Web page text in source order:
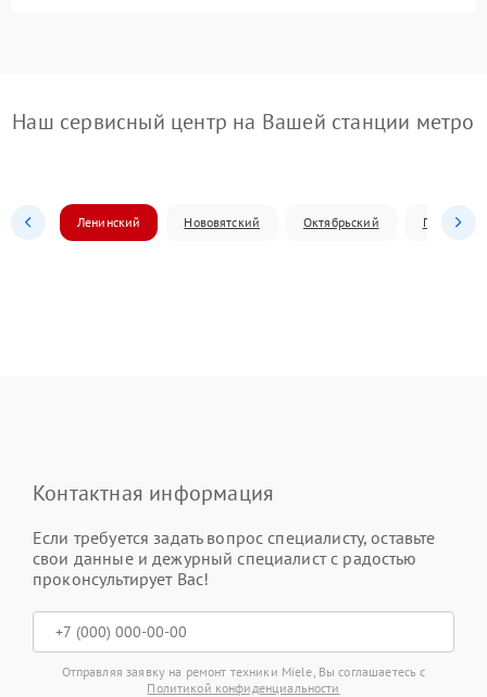
Наш сервисный центр на Вашей станции метро
Ленинский Нововятский Октябрьский
Контактная информация
Если требуется задать вопрос специалисту, оставьте
свои данные и дежурный специалист с радостью
проконсультирует Вас!
Отправляя заявку на ремонт техники Miele, Вы соглашаетесь с
Политикой конфиденциальности